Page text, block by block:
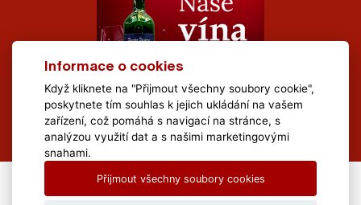
All Rights Reserved Muzeum Brněnska © 2020, Webdesign by
Informace o cookies
Když kliknete na "Přijmout všechny soubory cookie",
poskytnete tím souhlas k jejich ukládání na vašem
zařízení, což pomáhá s navigací na stránce, s
analýzou využití dat a s našimi marketingovými
snahami.
Přijmout všechny soubory cookies